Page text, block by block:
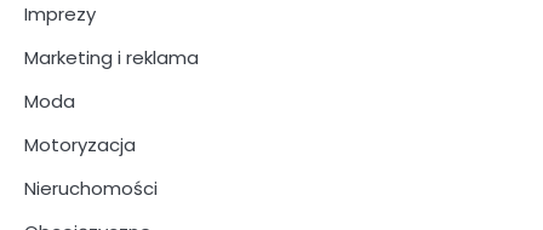
Imprezy
Marketing i reklama
Moda
Motoryzacja
Nieruchomości